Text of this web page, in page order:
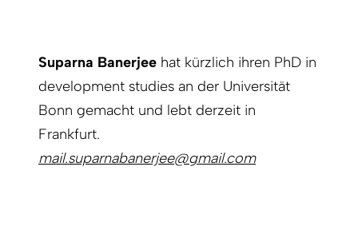
Suparna Banerjee hat kürzlich ihren PhD in
development studies an der Universität
Bonn gemacht und lebt derzeit in
Frankfurt.
mail.suparnabanerjee@gmail.com